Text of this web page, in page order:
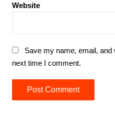
Website
Save my name, email,
next time I comment.